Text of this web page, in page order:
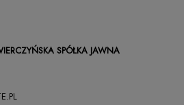
SPÓŁKA JAWNA